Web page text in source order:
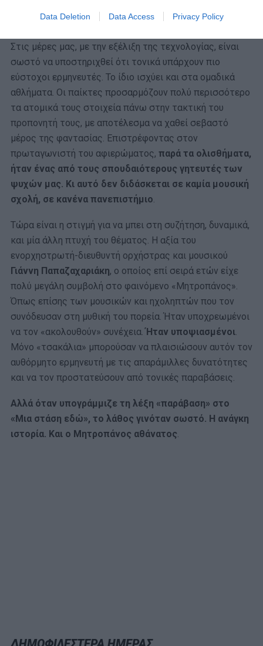
Data Deletion Data Access Privacy Policy
Στις μέρες μας, με την εξέλιξη της τεχνολογίας, είναι
σωστό να υποστηριχθεί ότι τονικά υπάρχουν πιο
εύστοχοι ερμηνευτές. Το ίδιο ισχύει και στα ομαδικά
αθλήματα. Οι παίκτες προσαρμόζουν πολύ περισσότερο
τα ατομικά τους στοιχεία πάνω στην τακτική του
προπονητή τους, με αποτέλεσμα να χαθεί σεβαστό
μέρος της φαντασίας. Επιστρέφοντας στον
πρωταγωνιστή του αφιερώματος, παρά τα ολισθήματα,
ήταν ένας από τους σπουδαιότερους γητευτές των
ψυχών μας. Κι αυτό δεν διδάσκεται σε καμία μουσική
σχολή, σε κανένα πανεπιστήμιο
Τώρα είναι η στιγμή για να μπει στη συζήτηση, δυναμικά,
και μία άλλη πτυχή του θέματος. Η αξία του
ενορχηστρωτή-διευθυντή ορχήστρας και μουσικού
Γιάννη Παπαζαχαριάκη, ο οποίος επί σειρά ετών είχε
πολύ μεγάλη συμβολή στο φαινόμενο «Μητροπάνος».
Όπως επίσης των μουσικών και ηχοληπτών που τον
συνόδευσαν στη μυθική του πορεία. Ήταν υποχρεωμένοι
να τον «ακολουθούν» συνέχεια.Ήταν υποψιασμένοι
Μόνο «τσακάλια» μπορούσαν να πλαισιώσουν αυτόν τον
αυθόρμητο ερμηνευτή με τις απαράμιλλες δυνατότητες
και να τον προστατεύσουν από τονικές παραβάσεις.
Αλλά όταν υπογράμμιζε τη λέξη «παράβαση» στο
«Μια στάση εδώ», το λάθος γινόταν σωστό. Η ανάγκη
ιστορία. Και ο Μητροπάνος αθάνατος